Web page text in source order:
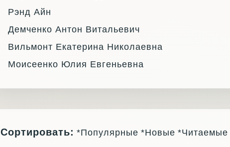
Рэнд Айн
Демченко Антон Витальевич
Вильмонт Екатерина Николаевна
Моисеенко Юлия Евгеньевна
Сортировать: *Популярные *Новые *Читаемые